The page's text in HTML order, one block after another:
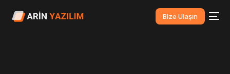
Bize Ulaşın